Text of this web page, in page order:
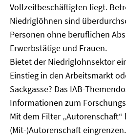
Vollzeitbeschäftigten liegt.
Niedriglöhnen sind
Personen ohne beruflichen
Erwerbstätige und Frauen.
Bietet der Niedriglohnsektor
Einstieg in den Arbeitsmarkt
Sackgasse? Das IAB-
Informationen zum
Mit dem Filter „Autorenschaft“
(Mit-)Autorenschaft eingrenzen.